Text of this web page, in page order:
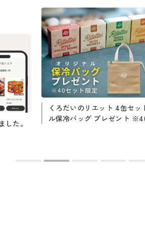
た。
くろだいのリエット 4缶セッ
ル保冷バッグ プレゼント